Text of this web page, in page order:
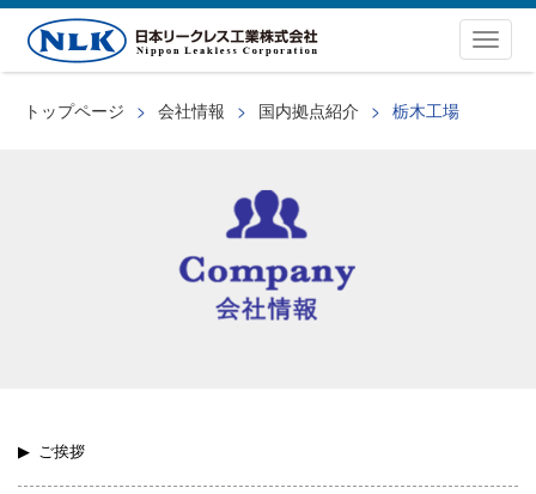
トップページ 会社情報 国内拠点紹介 栃木工場
ご挨拶